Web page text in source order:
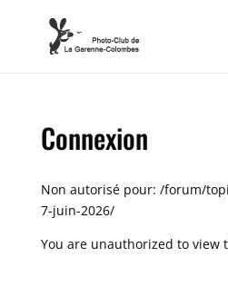
Connexion
Non autorisé pour: /forum/
7-juin-2026/
You are unauthorized to view